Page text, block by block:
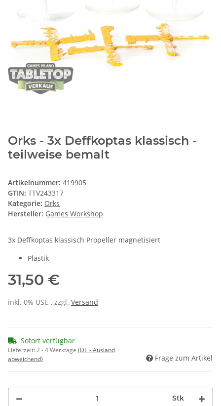
Orks - 3x Deffkoptas klassisch -
teilweise bemalt
Artikelnummer: 419905
GTIN: TTV243317
Kategorie: Orks
Hersteller: Games Workshop
3x Deffkoptas klassisch Propeller magnetisiert
Plastik
31,50 €
inkl. 0% USt. , zzgl. Versand
Sofort verfügbar
Lieferzeit:2 - 4 Werktage (DE - Ausland
abweichend)
Frage zum Artikel
Stk